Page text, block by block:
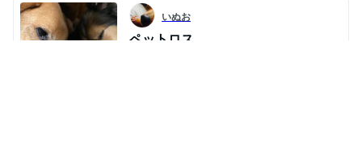
いぬお
ペットロス